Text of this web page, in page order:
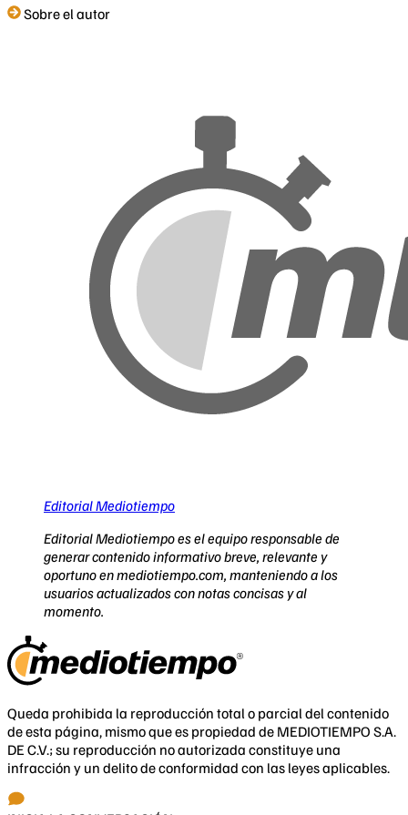
Sobre el autor
Editorial Mediotiempo
Editorial Mediotiempo es el equipo responsable de
generar contenido informativo breve, relevante y
oportuno en mediotiempo.com, manteniendo a los
usuarios actualizados con notas concisas y al
momento.
Queda prohibida la reproducción total o parcial del contenido
de esta página, mismo que es propiedad de MEDIOTIEMPO S.A.
DE C.V.; su reproducción no autorizada constituye una
infracción y un delito de conformidad con las leyes aplicables.